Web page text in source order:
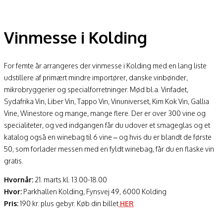
Vinmesse i Kolding
For femte år arrangeres der vinmesse i Kolding med en lang liste
udstillere af primært mindre importører, danske vinbønder,
mikrobryggerier og specialforretninger. Mød bl.a. Vinfadet,
Sydafrika Vin, Liber Vin, Tappo Vin, Vinuniverset, Kim Kok Vin, Gallia
Vine, Winestore og mange, mange flere. Der er over 300 vine og
specialiteter, og ved indgangen får du udover et smageglas og et
katalog også en winebag til 6 vine – og hvis du er blandt de første
50, som forlader messen med en fyldt winebag, får du en flaske vin
gratis.
Hvornår: 21. marts kl. 13.00-18.00
Hvor: Parkhallen Kolding, Fynsvej 49, 6000 Kolding
Pris:190 kr. plus gebyr. Køb din billet HER